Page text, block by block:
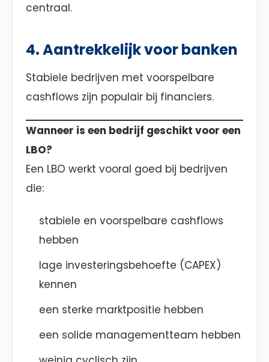
centraal.
4. Aantrekkelijk voor banken
Stabiele bedrijven met voorspelbare
cashflows zijn populair bij financiers.
Wanneer is een bedrijf geschikt voor een
LBO?
Een LBO werkt vooral goed bij bedrijven
die:
stabiele en voorspelbare cashflows
hebben
lage investeringsbehoefte (CAPEX)
kennen
een sterke marktpositie hebben
een solide managementteam hebben